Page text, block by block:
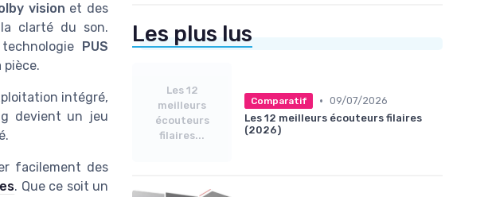
vision et des
clarté du son.
PUS
pièce.
intégré,
devient un jeu
facilement des
. Que ce soit un
Les plus lus
Les 12
meilleurs
écouteurs
filaires...
Comparatif • 09/07/2026
Les 12 meilleurs écouteurs filaires
(2026)